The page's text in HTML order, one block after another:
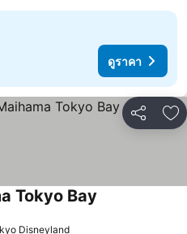
ดูราคา
แชร์ เ
Tokyo Bay
Disneyland